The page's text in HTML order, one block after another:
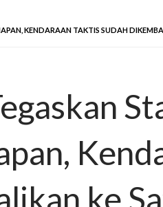
KENDARAAN TAKTIS SUDAH
ke